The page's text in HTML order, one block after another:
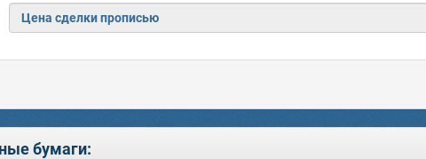
Цена сделки прописью
бумаги: